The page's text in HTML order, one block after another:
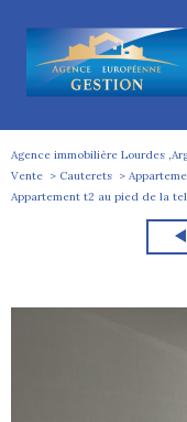
Agence immobilière Lourdes
Vente
Cauterets
Appartement t2 au pied de la